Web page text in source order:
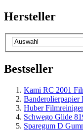
Hersteller
Bestseller
Kami RC 2001
Banderolierpapier
Huber
Schwego Glide
Sparegum D